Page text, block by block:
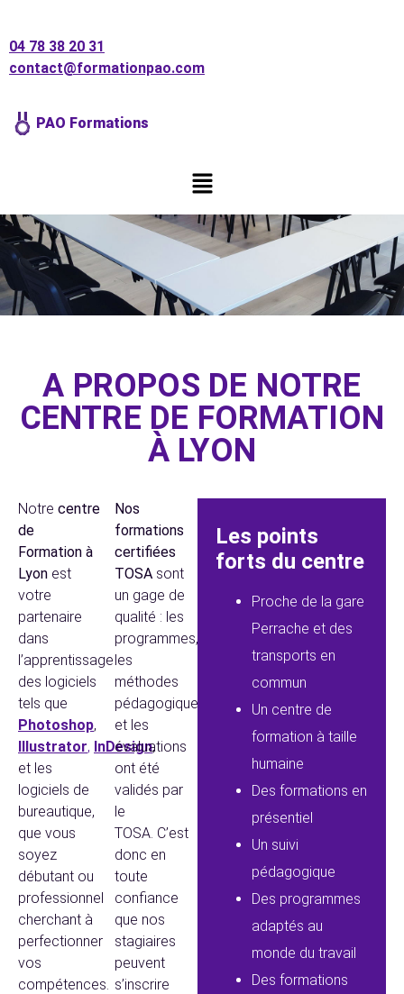
Code #531592
CMJN 85 100 0 0
PAO Formations
04 78 38 20 31
contact@formationpao.com
FORMATION À LYON
A PROPOS DE NOTRE
CENTRE DE FORMATION
À LYON
Notre centre
de
Formation à
Lyon est
votre
partenaire
dans
l’apprentissage
des logiciels
tels que
Photoshop,
Illustrator, InDesign,
et les
logiciels de
bureautique,
que vous
soyez
débutant ou
professionnel
cherchant à
perfectionner
vos
compétences.
Nos
formations
certifiées
TOSA sont
un gage de
qualité : les
programmes,
les
méthodes
pédagogiques
et les
évaluations
ont été
validés par
le
TOSA. C’est
donc en
toute
confiance
que nos
stagiaires
peuvent
s’inscrire
Les points
forts du centre
Proche de la gare
Perrache et des
transports en
commun
Un centre de
formation à taille
humaine
Des formations en
présentiel
Un suivi
pédagogique
Des programmes
adaptés au
monde du travail
Des formations